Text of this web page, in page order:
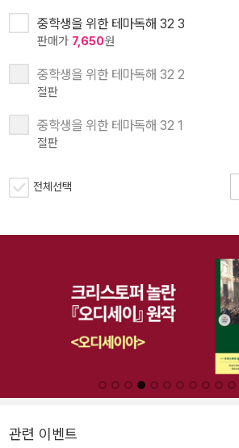
중학생을 위한 테마독해 32 3
판매가 7,650원
중학생을 위한 테마독해 32 2
절판
중학생을 위한 테마독해 32 1
절판
전체선택
관련 이벤트